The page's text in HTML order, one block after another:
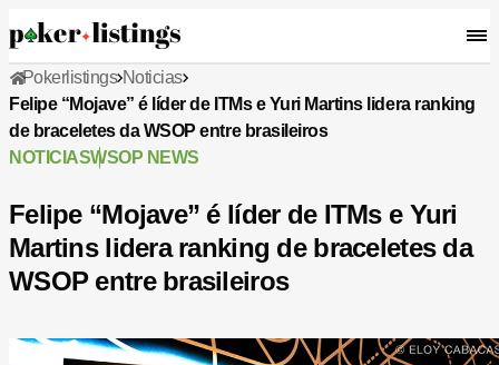
Pokerlistings Noticias
Felipe “Mojave” é líder de ITMs e Yuri Martins lidera ranking
de braceletes da WSOP entre brasileiros
NOTICIASWSOP NEWS
Felipe “Mojave” é líder de ITMs e Yuri
Martins lidera ranking de braceletes da
WSOP entre brasileiros